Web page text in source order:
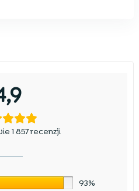
1 857 recenzji
93%